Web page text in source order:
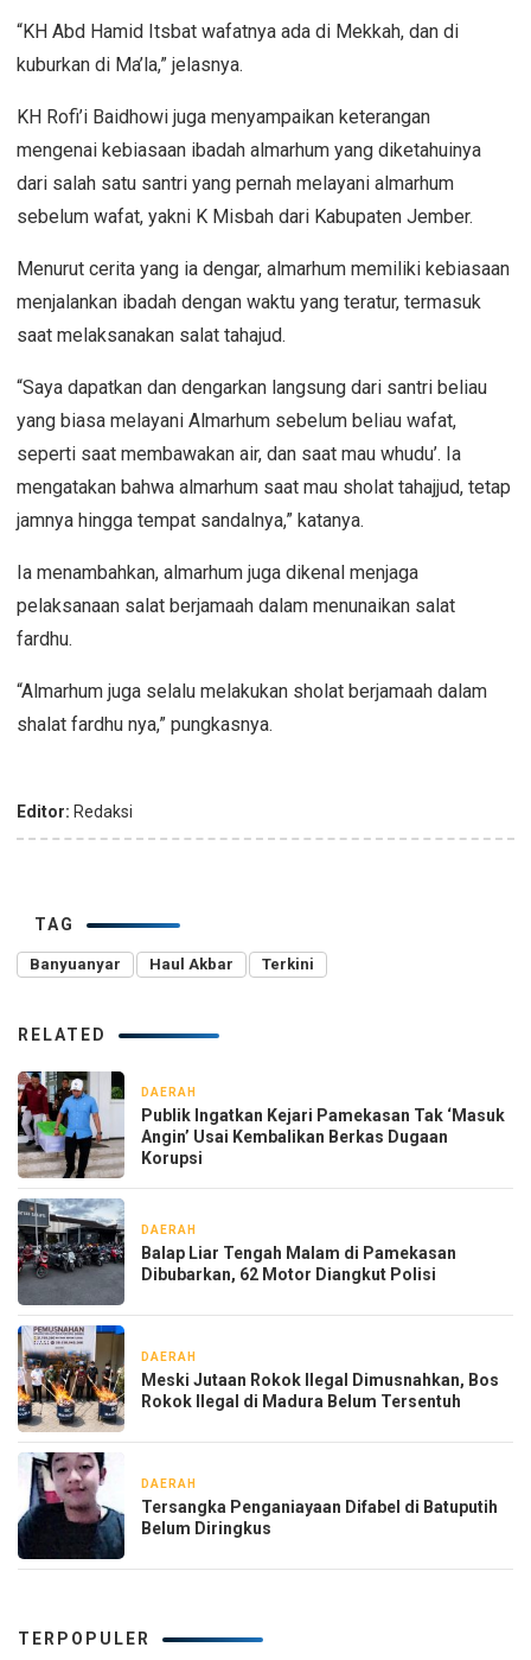
“KH Abd Hamid Itsbat wafatnya ada di Mekkah, dan di
kuburkan di Ma’la,” jelasnya.
KH Rofi’i Baidhowi juga menyampaikan keterangan
mengenai kebiasaan ibadah almarhum yang diketahuinya
dari salah satu santri yang pernah melayani almarhum
sebelum wafat, yakni K Misbah dari Kabupaten Jember.
Menurut cerita yang ia dengar, almarhum memiliki kebiasaan
menjalankan ibadah dengan waktu yang teratur, termasuk
saat melaksanakan salat tahajud.
“Saya dapatkan dan dengarkan langsung dari santri beliau
yang biasa melayani Almarhum sebelum beliau wafat,
seperti saat membawakan air, dan saat mau whudu’. Ia
mengatakan bahwa almarhum saat mau sholat tahajjud, tetap
jamnya hingga tempat sandalnya,” katanya.
Ia menambahkan, almarhum juga dikenal menjaga
pelaksanaan salat berjamaah dalam menunaikan salat
fardhu.
“Almarhum juga selalu melakukan sholat berjamaah dalam
shalat fardhu nya,” pungkasnya.
Editor: Redaksi
TAG
Banyuanyar Haul Akbar Terkini
RELATED
DAERAH
Publik Ingatkan Kejari Pamekasan Tak ‘Masuk
Angin’ Usai Kembalikan Berkas Dugaan
Korupsi
DAERAH
Balap Liar Tengah Malam di Pamekasan
Dibubarkan, 62 Motor Diangkut Polisi
DAERAH
Meski Jutaan Rokok Ilegal Dimusnahkan, Bos
Rokok Ilegal di Madura Belum Tersentuh
DAERAH
Tersangka Penganiayaan Difabel di Batuputih
Belum Diringkus
TERPOPULER